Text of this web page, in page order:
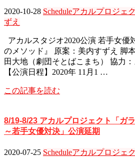
2020-10-28 Scheduleアカルプロジェ
ずえ
アカルスタジオ2020公演 若手女優
のメソッド』 原案：美内すずえ 脚
田大地（劇団そとばこまち） 協力
【公演日程】2020年 11月1 …
この記事を読む
8/19-8/23 アカルプロジェクト「ガ
～若手女優対決」公演延期
2020-07-25 Scheduleアカルプロジェ